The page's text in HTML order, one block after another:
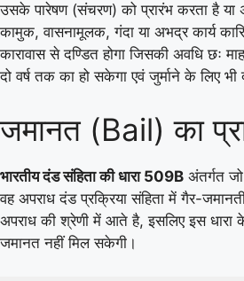
उसके पारेषण (संचरण) को प्रारंभ करता है
कामुक, वासनामूलक, गंदा या अभद्र कार्य
कारावास से दण्डित होगा जिसकी अवधि छः
दो वर्ष तक का हो सकेगा एवं जुर्माने के लिए भी
जमानत (Bail) का
भारतीय दंड संहिता की धारा 509B अंतर्गत
वह अपराध दंड प्रक्रिया संहिता में गैर-
अपराध की श्रेणी में आते है, इसलिए इस धारा
जमानत नहीं मिल सकेगी।